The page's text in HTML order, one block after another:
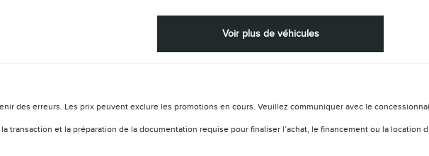
Voir plus de véhicules
des erreurs. Les prix peuvent exclure les promotions en cours. Veuillez communiquer avec le
transaction et la préparation de la documentation requise pour finaliser l’achat, le financement ou la location